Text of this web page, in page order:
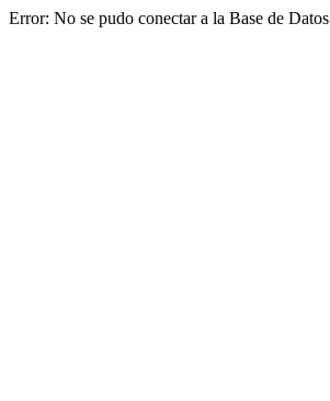
Error: No se pudo conectar a la Base de Datos